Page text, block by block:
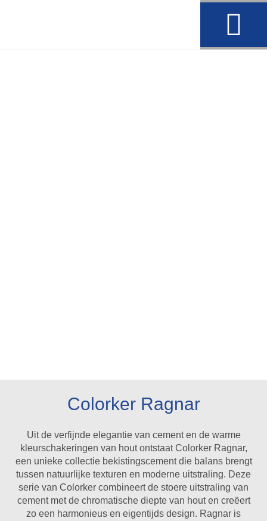
Colorker Ragnar
Uit de verfijnde elegantie van cement en de warme
kleurschakeringen van hout ontstaat Colorker Ragnar,
een unieke collectie bekistingscement die balans brengt
tussen natuurlijke texturen en moderne uitstraling. Deze
serie van Colorker combineert de stoere uitstraling van
cement met de chromatische diepte van hout en creëert
zo een harmonieus en eigentijds design. Ragnar is